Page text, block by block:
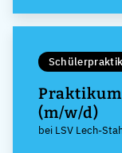
(m/w/d)
bei LSV Lech-